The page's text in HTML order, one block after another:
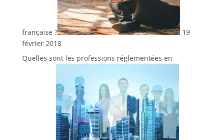
française ?
19
février 2018
Quelles sont les professions réglementées en